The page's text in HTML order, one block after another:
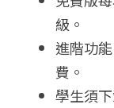
級。
進階功
費。
學生須